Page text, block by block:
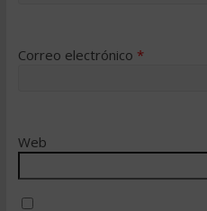
Correo electrónico *
Web